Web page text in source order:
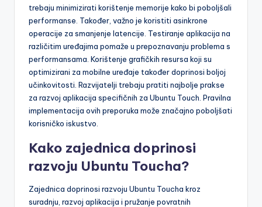
trebaju minimizirati korištenje memorije kako bi poboljšali
performanse. Također, važno je koristiti asinkrone
operacije za smanjenje latencije. Testiranje aplikacija na
različitim uređajima pomaže u prepoznavanju problema s
performansama. Korištenje grafičkih resursa koji su
optimizirani za mobilne uređaje također doprinosi boljoj
učinkovitosti. Razvijatelji trebaju pratiti najbolje prakse
za razvoj aplikacija specifičnih za Ubuntu Touch. Pravilna
implementacija ovih preporuka može značajno poboljšati
korisničko iskustvo.
Kako zajednica doprinosi
razvoju Ubuntu Toucha?
Zajednica doprinosi razvoju Ubuntu Toucha kroz
suradnju, razvoj aplikacija i pružanje povratnih